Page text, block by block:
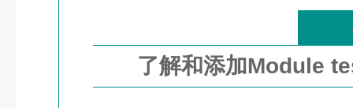
了解和添加Module